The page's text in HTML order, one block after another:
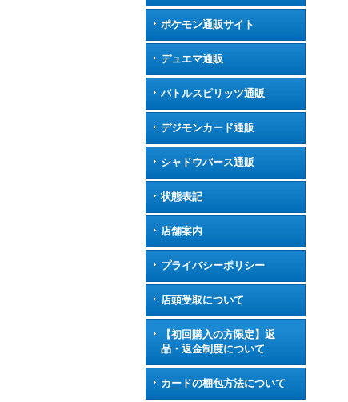
ポケモン通販サイト
デュエマ通販
バトルスピリッツ通販
デジモンカード通販
シャドウバース通販
状態表記
店舗案内
プライバシーポリシー
店頭受取について
【初回購入の方限定】返
品・返金制度について
カードの梱包方法について